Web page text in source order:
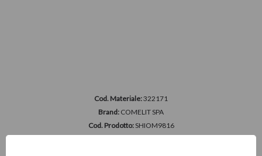
Cod. Materiale:322171
Brand: COMELIT SPA
Cod. Prodotto: SHIOM9816